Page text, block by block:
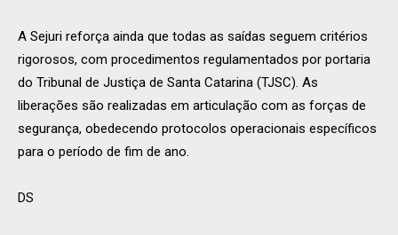
A Sejuri reforça ainda que todas as saídas seguem critérios
rigorosos, com procedimentos regulamentados por portaria
do Tribunal de Justiça de Santa Catarina (TJSC). As
liberações são realizadas em articulação com as forças de
segurança, obedecendo protocolos operacionais específicos
para o período de fim de ano.
DS